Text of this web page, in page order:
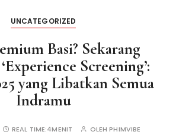
UNCATEGORIZED
Basi? Sekarang
Screening’:
yang Libatkan Semua
Indramu
REAL TIME:4MENIT OLEHPHIMVIBE